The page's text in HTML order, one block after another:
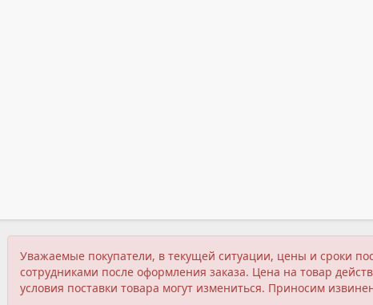
Уважаемые покупатели, в текущей ситуации, цены и сроки
сотрудниками после оформления заказа. Цена на товар
условия поставки товара могут измениться. Приносим